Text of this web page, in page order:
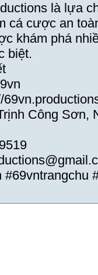
là lựa
cá cược an
khám phá
biệt.
Công Sơn,
#69vntrangchu